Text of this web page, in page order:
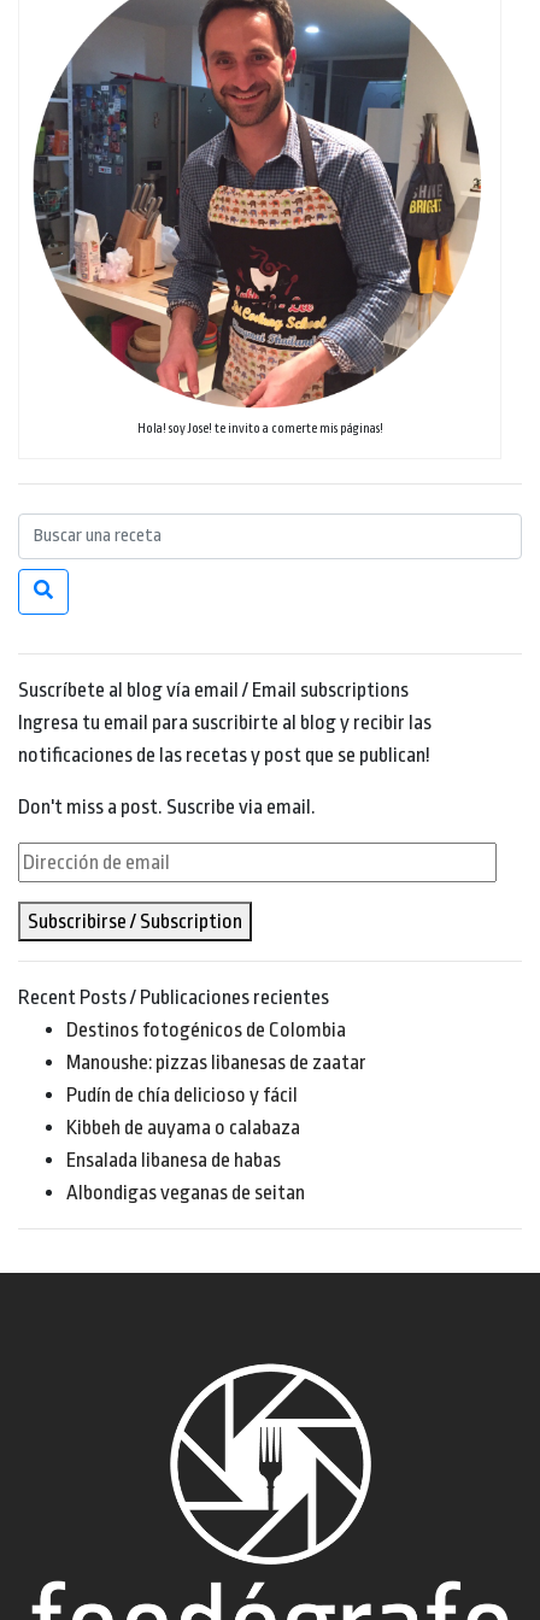
Hola! soy Jose! te invito a comerte mis páginas!
Suscríbete al blog vía email / Email subscriptions
Ingresa tu email para suscribirte al blog y recibir las
notificaciones de las recetas y post que se publican!
Don't miss a post. Suscribe via email.
Dirección
de
email
Subscribirse / Subscription
Recent Posts / Publicaciones recientes
Destinos fotogénicos de Colombia
Manoushe: pizzas libanesas de zaatar
Pudín de chía delicioso y fácil
Kibbeh de auyama o calabaza
Ensalada libanesa de habas
Albondigas veganas de seitan